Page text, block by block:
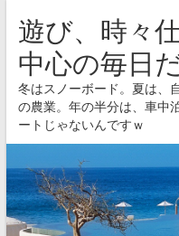
遊び、時々
中心の毎日
冬はスノーボード。夏は、
の農業。年の半分は、車中
ートじゃないんですｗ